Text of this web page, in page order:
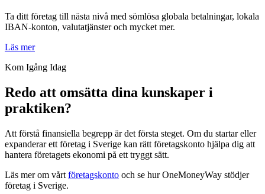
Ta ditt företag till nästa nivå med sömlösa globala betalningar, lokala
IBAN-konton, valutatjänster och mycket mer.
Läs mer
Kom Igång Idag
Redo att omsätta dina kunskaper i
praktiken?
Att förstå finansiella begrepp är det första steget. Om du startar eller
expanderar ett företag i Sverige kan rätt företagskonto hjälpa dig att
hantera företagets ekonomi på ett tryggt sätt.
Läs mer om vårt företagskonto och se hur OneMoneyWay stödjer
företag i Sverige.